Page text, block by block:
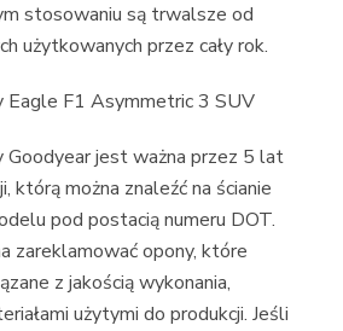
stosowaniu są trwalsze od
użytkowanych przez cały rok.
Eagle F1 Asymmetric 3 SUV
Goodyear jest ważna przez 5 lat
którą można znaleźć na ścianie
pod postacią numeru DOT.
zareklamować opony, które
z jakością wykonania,
użytymi do produkcji. Jeśli